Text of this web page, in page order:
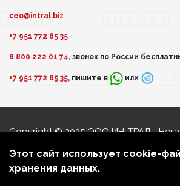
Этот сайт использует cookie-
хранения данных.
ceo@intral.biz
+7 951 772 85 35
8 800 222 01 74, звонок по России
+7 951 772 85 35, пишите в или
Copyright © 2025 ООО ИН-ТРАЛ -
Политика обработки